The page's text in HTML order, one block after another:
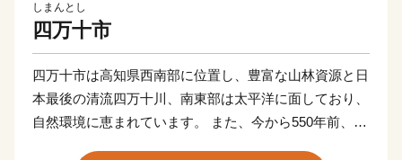
しまんとし
四万十市
四万十市は高知県西南部に位置し、豊富な山林資源と日
本最後の清流四万十川、南東部は太平洋に面しており、
自然環境に恵まれています。 また、今から550年前、前